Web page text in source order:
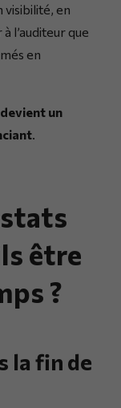
visibilité, en
l’auditeur que
en
un
être
?
la fin de